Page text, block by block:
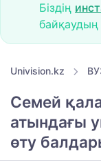
Біздің
байқаудың
Univision.kz
Семей
атындағы
өту